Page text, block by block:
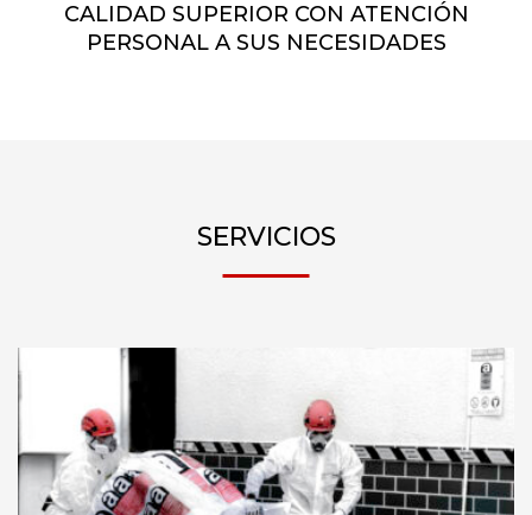
CALIDAD SUPERIOR CON ATENCIÓN
PERSONAL A SUS NECESIDADES
SERVICIOS